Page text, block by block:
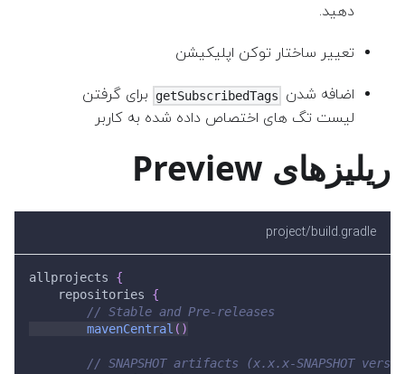
دهید.
تعییر ساختار توکن اپلیکیشن
اضافه شدن getSubscribedTags
برای گرفتن
لیست تگ های اختصاص داده شده به کاربر
ریلیز‌های Preview
project/build.gradle
allprojects {
    repositories
{
// Stable and Pre-releases
mavenCentral ( )
// SNAPSHOT artifacts (x.x.x-SNAPSHOT